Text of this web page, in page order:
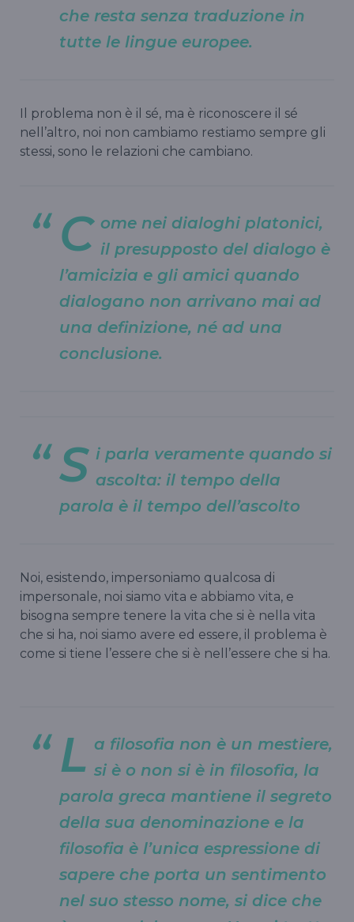
che resta senza traduzione in
tutte le lingue europee.
Il problema non è il sé, ma è riconoscere il sé
nell’altro, noi non cambiamo restiamo sempre gli
stessi, sono le relazioni che cambiano.
C ome nei dialoghi platonici,
il presupposto del dialogo è
l’amicizia e gli amici quando
dialogano non arrivano mai ad
una definizione, né ad una
conclusione.
S i parla veramente quando si
ascolta: il tempo della
parola è il tempo dell’ascolto
Noi, esistendo, impersoniamo qualcosa di
impersonale, noi siamo vita e abbiamo vita, e
bisogna sempre tenere la vita che si è nella vita
che si ha, noi siamo avere ed essere, il problema è
come si tiene l’essere che si è nell’essere che si ha.
L a filosofia non è un mestiere,
si è o non si è in filosofia, la
parola greca mantiene il segreto
della sua denominazione e la
filosofia è l’unica espressione di
sapere che porta un sentimento
nel suo stesso nome, si dice che